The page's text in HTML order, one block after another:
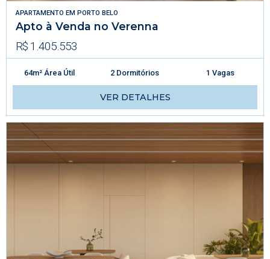
APARTAMENTO EM PORTO BELO
Apto à Venda no Verenna
R$ 1.405.553
64m² Área Útil 2 Dormitórios 1 Vagas
VER DETALHES